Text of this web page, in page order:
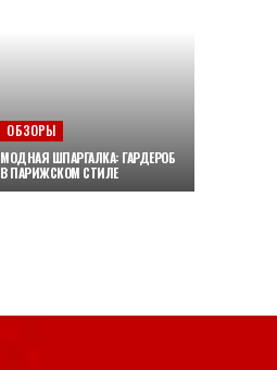
ОБЗОРЫ
МОДНАЯ ШПАРГАЛКА: ГАРДЕРОБ
В ПАРИЖСКОМ СТИЛЕ